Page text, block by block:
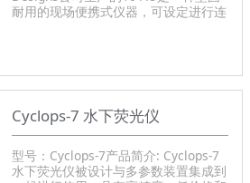
耐用的现场便携式仪器，可设定进行连
10-AU成为现场监测仪器的首选。通过
使用特定的光学过滤器可测定多种化合
Cyclops-7 水下荧光仪
型号：Cyclops-7产品简介: Cyclops-7
水下荧光仪被设计与多参数装置集成到